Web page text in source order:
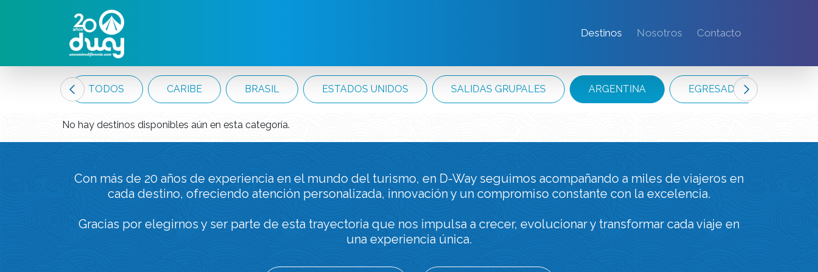
Destinos Nosotros Contacto
TODOS CARIBE BRASIL ESTADOS UNIDOS SALIDAS GRUPALES ARGENTINA EGRESADOS PRIMARIA
No hay destinos disponibles aún en esta categoría.
Con más de 20 años de experiencia en el mundo del turismo, en D-Way seguimos acompañando a miles de viajeros en
cada destino, ofreciendo atención personalizada, innovación y un compromiso constante con la excelencia.
Gracias por elegirnos y ser parte de esta trayectoria que nos impulsa a crecer, evolucionar y transformar cada viaje en
una experiencia única.